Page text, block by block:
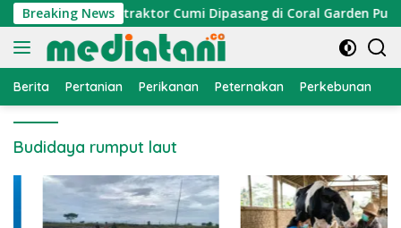
Langsung
ke
konten
Breaking News
Nelayan, Atraktor Cumi Dipasang di Coral Garden Pulau
Berita Pertanian Perikanan Peternakan Perkebunan
Budidaya rumput laut